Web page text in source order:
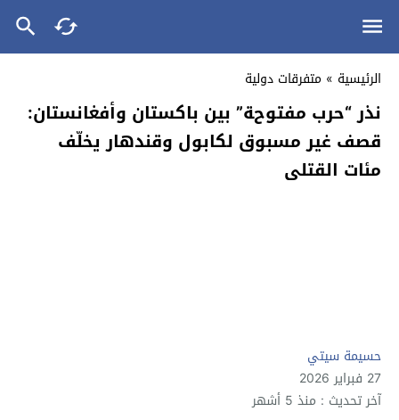
الرئيسية » متفرقات دولية
نذر “حرب مفتوحة” بين باكستان وأفغانستان:
قصف غير مسبوق لكابول وقندهار يخلّف
مئات القتلى
حسيمة سيتي
27 فبراير 2026
آخر تحديث : منذ 5 أشهر